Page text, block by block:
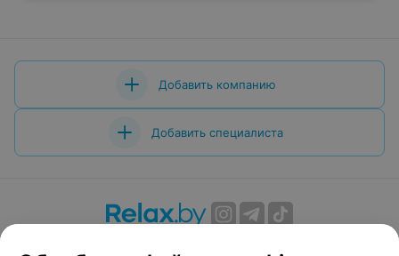
Добавить компанию
Добавить специалиста